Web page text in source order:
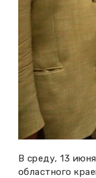
В среду, 13
областного